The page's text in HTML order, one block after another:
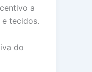
a
tecidos.
do